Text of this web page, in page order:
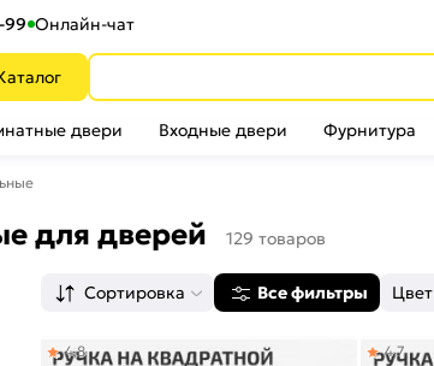
99 Онлайн-чат
двери Входные двери Фурнитура
для дверей 129 товаров
Сортировка Все фильтры Цвет
4,8 4,7